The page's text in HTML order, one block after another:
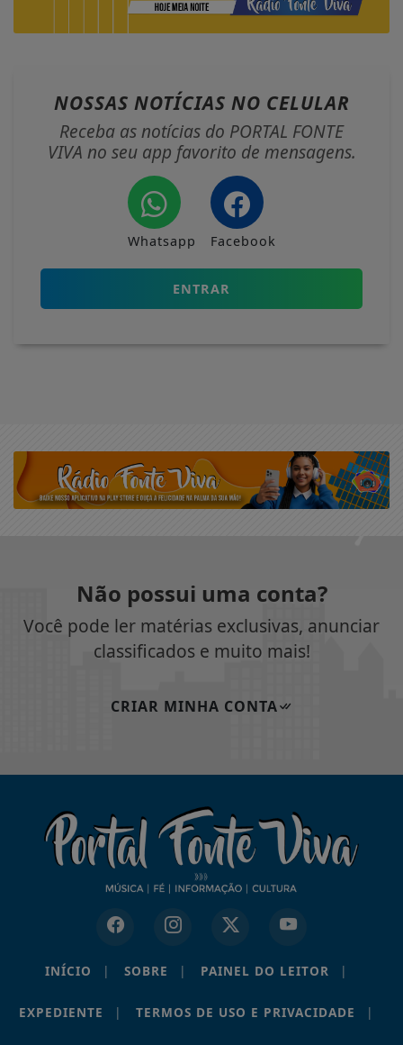
NOSSAS NOTÍCIAS NO CELULAR
Receba as notícias do PORTAL FONTE
VIVA no seu app favorito de mensagens.
Whatsapp Facebook
ENTRAR
Não possui uma conta?
Você pode ler matérias exclusivas, anunciar
classificados e muito mais!
CRIAR MINHA CONTA
INÍCIO | SOBRE | PAINEL DO LEITOR |
EXPEDIENTE | TERMOS DE USO E PRIVACIDADE |